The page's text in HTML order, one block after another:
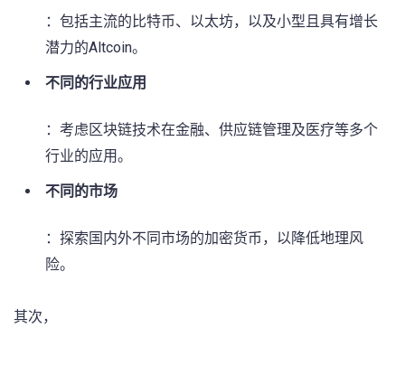
：包括主流的比特币、以太坊，以及小型且具有增长
潜力的Altcoin。
不同的行业应用
：考虑区块链技术在金融、供应链管理及医疗等多个
行业的应用。
不同的市场
：探索国内外不同市场的加密货币，以降低地理风
险。
其次，